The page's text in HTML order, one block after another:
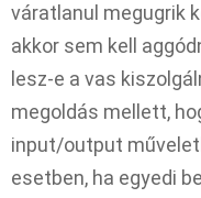
váratlanul megugrik
akkor sem kell
lesz-e a vas
megoldás mellett,
input/output
esetben, ha egyedi